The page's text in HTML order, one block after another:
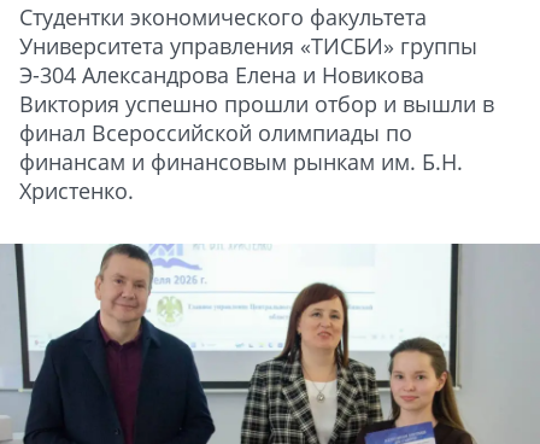
Студентки экономического факультета
Университета управления «ТИСБИ» группы
Э-304 Александрова Елена и Новикова
Виктория успешно прошли отбор и вышли в
финал Всероссийской олимпиады по
финансам и финансовым рынкам им. Б.Н.
Христенко.